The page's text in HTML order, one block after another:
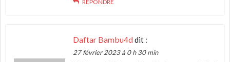
RÉPONDRE
Daftar Bambu4ddit :
27 février 2023 à 0 h 30 min